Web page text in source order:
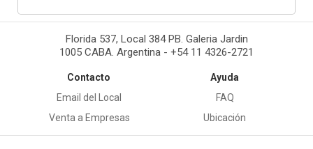
Florida 537, Local 384 PB. Galeria Jardin
1005 CABA. Argentina - +54 11 4326-2721
Contacto
Email del Local
Venta a Empresas
Ayuda
FAQ
Ubicación